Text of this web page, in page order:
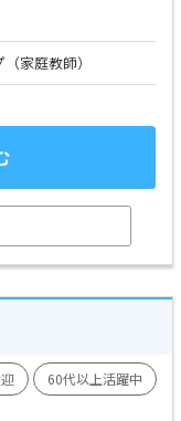
家庭教師）
60代以上活躍中